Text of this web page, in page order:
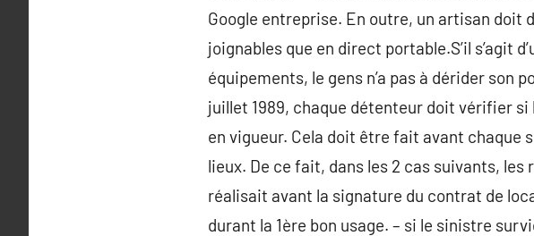
Google entreprise. En outre, un artisan doit
joignables que en direct portable.S’il s’agit
équipements, le gens n’a pas à dérider son
juillet 1989, chaque détenteur doit vérifier si
en vigueur. Cela doit être fait avant chaque
lieux. De ce fait, dans les 2 cas suivants,
réalisait avant la signature du contrat de
durant la 1ère bon usage. – si le sinistre